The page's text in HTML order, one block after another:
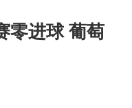
零进球 葡萄